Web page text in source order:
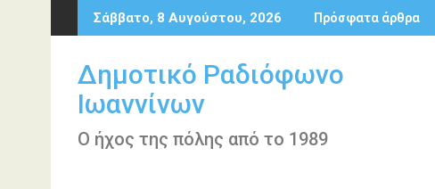
Περάστε
στο
Σάββατο, 8 Αυγούστου, 2026 Πρόσφατα άρθρα
Δημοτικό Ραδιόφωνο
Ιωαννίνων
Ο ήχος της πόλης από το 1989